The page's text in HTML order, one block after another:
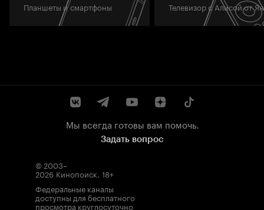
Планшеты и смартфоны Телевизор с Алисой от
Мы всегда готовы вам помочь.
Задать вопрос
© 2003–
2026 Кинопоиск. 18+
Федеральные каналы
доступны для бесплатного
просмотра круглосуточно